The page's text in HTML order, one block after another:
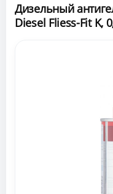
Дизельный
Diesel Fliess-Fit K,